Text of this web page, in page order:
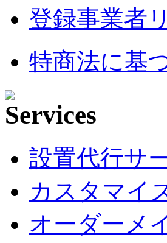
登録事業者
特商法に基
設置代行サ
カスタマイ
オーダーメ